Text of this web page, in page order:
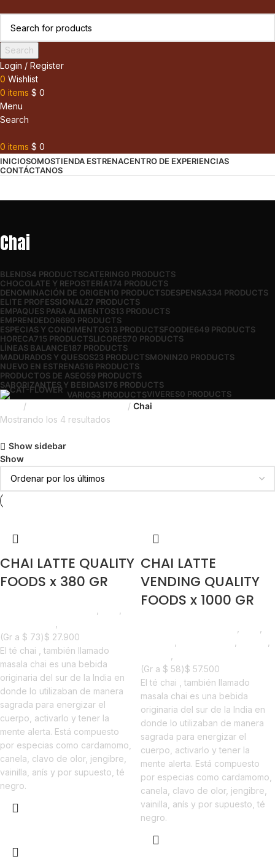
Search
Login / Register
0 Wishlist
0 items $ 0
Menu
Search
0 items $ 0
INICIOSOMOSTIENDA ESTRENACENTRO DE EXPERIENCIAS
CONTÁCTANOS
Chai
BLENDS4 PRODUCTSCATERING0 PRODUCTS
CHOCOLATE Y REPOSTERÍA174 PRODUCTS
DENOMINACIÓN DE ORIGEN10 PRODUCTSDESPENSA334 PRODUCTS
ELITE PROFESSIONAL 27 PRODUCTS
EMPAQUES PARA ALIMENTOS13 PRODUCTS
EMPRENDEDOR690 PRODUCTS
ESPECIAS Y CONDIMENTOS13 PRODUCTSFOODIE649 PRODUCTS
HORECA715 PRODUCTSLICORES70 PRODUCTS
LÍNEAS BALANCE187 PRODUCTS
MADURADOS Y QUESOS23 PRODUCTSMONIN20 PRODUCTS
NUEVO EN ESTRENA516 PRODUCTS
PRODUCTOS DE ASEO59 PRODUCTS
SABORIZANTES Y BEBIDAS176 PRODUCTS
VARIOS3 PRODUCTSVIVERES0 PRODUCTS
Chai
Mostrando los 4 resultados
Show sidebar
Show
CHAI LATTE QUALITY
FOODS x 380 GR
(Gr a $ 73)$ 27.900
El té chai , también llamado
masala chai es una bebida
originaria del sur de la India en
donde lo utilizaban de manera
sagrada para energizar el
cuerpo, activarlo y tener la
mente alerta. Está compuesto
por especias como cardamomo,
canela, clavo de olor, jengibre,
vainilla, anís y por supuesto, té
negro.
CHAI LATTE
VENDING QUALITY
FOODS x 1000 GR
(Gr a $ 58)$ 57.500
El té chai , también llamado
masala chai es una bebida
originaria del sur de la India en
donde lo utilizaban de manera
sagrada para energizar el
cuerpo, activarlo y tener la
mente alerta. Está compuesto
por especias como cardamomo,
canela, clavo de olor, jengibre,
vainilla, anís y por supuesto, té
negro.